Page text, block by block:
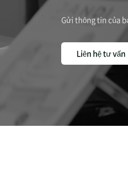
Gửi thông tin của
Liên hệ tư vấn